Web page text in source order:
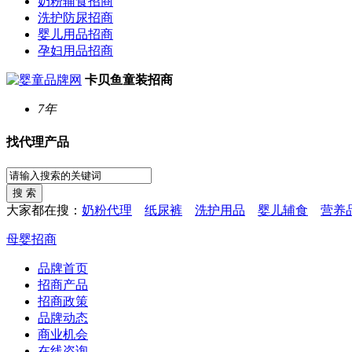
洗护防尿招商
婴儿用品招商
孕妇用品招商
卡贝鱼童装招商
7年
找代理产品
大家都在搜： 奶粉代理 纸尿裤 洗护用品 婴儿辅食 营养
母婴招商
品牌首页
招商产品
招商政策
品牌动态
商业机会